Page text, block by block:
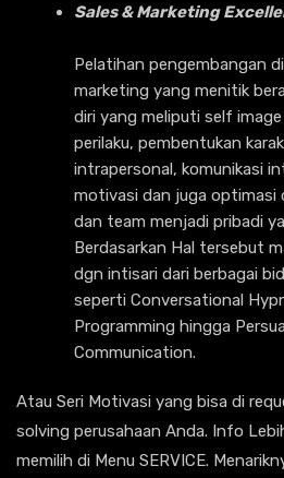
Sales & Marketing
Pelatihan pengembangan
marketing yang menitik
diri yang meliputi self
perilaku, pembentukan
intrapersonal, komunikasi
motivasi dan juga optimasi
dan team menjadi pribadi
Berdasarkan Hal tersebut
dgn intisari dari berbagai
seperti Conversational
Programming hingga
Communication.
Atau Seri Motivasi yang bisa di
solving perusahaan Anda. Info
memilih di Menu SERVICE.